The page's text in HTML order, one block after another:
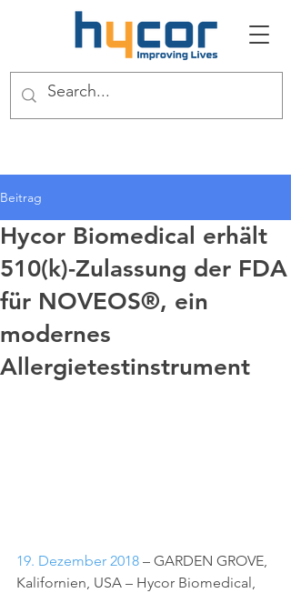
Beitrag
Hycor Biomedical erhält
510(k)-Zulassung der FDA
für NOVEOS®, ein
modernes
Allergietestinstrument
19. Dezember 2018 – GARDEN GROVE,
Kalifornien, USA – Hycor Biomedical,